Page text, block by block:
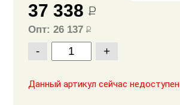
37 338Р
Опт: 26 137Р
- +
Данный артикул сейчас